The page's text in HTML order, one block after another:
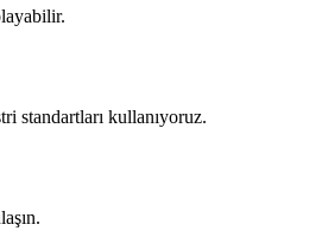
standartları kullanıyoruz.